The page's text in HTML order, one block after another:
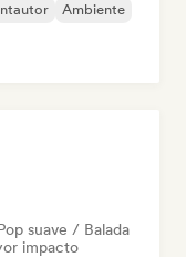
Ambiente
suave / Balada
impacto